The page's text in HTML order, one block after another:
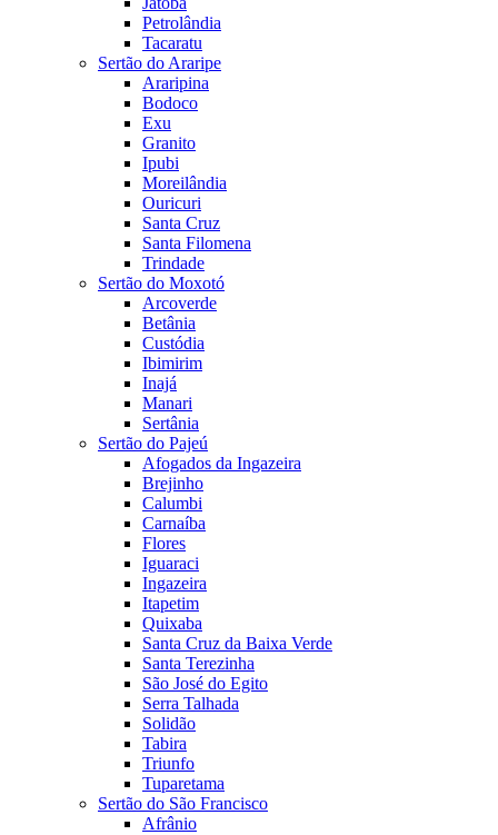
Petrolândia
Tacaratu
Sertão do Araripe
Araripina
Bodoco
Exu
Granito
Ipubi
Moreilândia
Ouricuri
Santa Cruz
Santa Filomena
Trindade
Sertão do Moxotó
Arcoverde
Betânia
Custódia
Ibimirim
Inajá
Manari
Sertânia
Sertão do Pajeú
Afogados da Ingazeira
Brejinho
Calumbi
Carnaíba
Flores
Iguaraci
Ingazeira
Itapetim
Quixaba
Santa Cruz da Baixa Verde
Santa Terezinha
São José do Egito
Serra Talhada
Solidão
Tabira
Triunfo
Tuparetama
Sertão do São Francisco
Afrânio